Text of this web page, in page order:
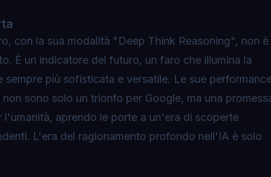
con la sua modalità "Deep Think Reasoning", non è
È un indicatore del futuro, un faro che illumina la
più sofisticata e versatile. Le sue
sono solo un trionfo per Google, ma una
aprendo le porte a un'era di scoperte
L'era del ragionamento profondo nell'IA è solo